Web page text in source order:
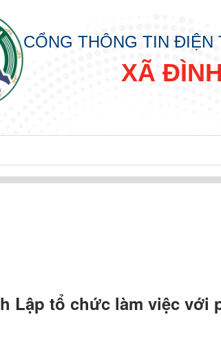
CỔNG THÔNG TIN
XÃ
Lập tổ chức làm việc với